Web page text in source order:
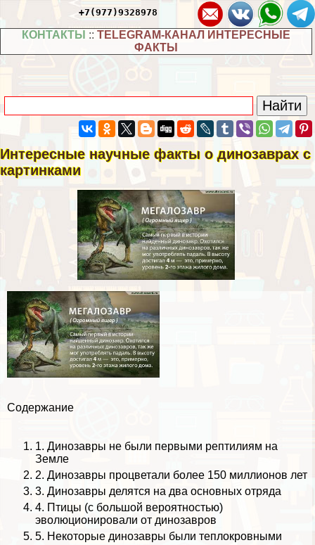
+7(977)9328978
КОНТАКТЫ :: TELEGRAM-КАНАЛ ИНТЕРЕСНЫЕ
ФАКТЫ
Интересные научные факты о динозаврах с
картинками
Содержание
1. Динозавры не были первыми рептилиям на
Земле
2. Динозавры процветали более 150 миллионов лет
3. Динозавры делятся на два основных отряда
4. Птицы (с большой вероятностью)
эволюционировали от динозавров
5. Некоторые динозавры были теплокровными